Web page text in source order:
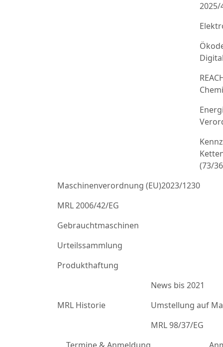
2025/
(73/
Maschinenverordnung (EU)2023/1230
MRL 2006/42/EG
Gebrauchtmaschinen
Urteilssammlung
Produkthaftung
MRL Historie
News bis 2021
Umstellung auf
MRL 98/37/EG